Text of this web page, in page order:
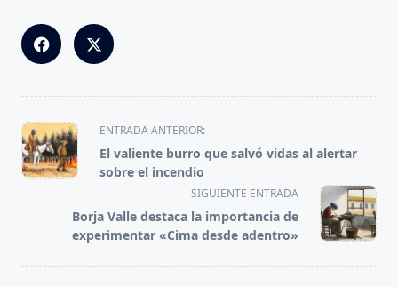
<span
class="nav-
subtitle
text">Página</span>
ENTRADA ANTERIOR:
El valiente burro que salvó vidas al alertar
sobre el incendio
SIGUIENTE ENTRADA
Borja Valle destaca la importancia de
experimentar «Cima desde adentro»